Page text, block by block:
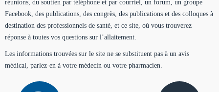
réunions, du soutien par téléphone et par courriel, un forum, un groupe
Facebook, des publications, des congrès, des publications et des colloques à
destination des professionnels de santé, et ce site, où vous trouverez
réponse à toutes vos questions sur l’allaitement.
Les informations trouvées sur le site ne se substituent pas à un avis
médical, parlez-en à votre médecin ou votre pharmacien.